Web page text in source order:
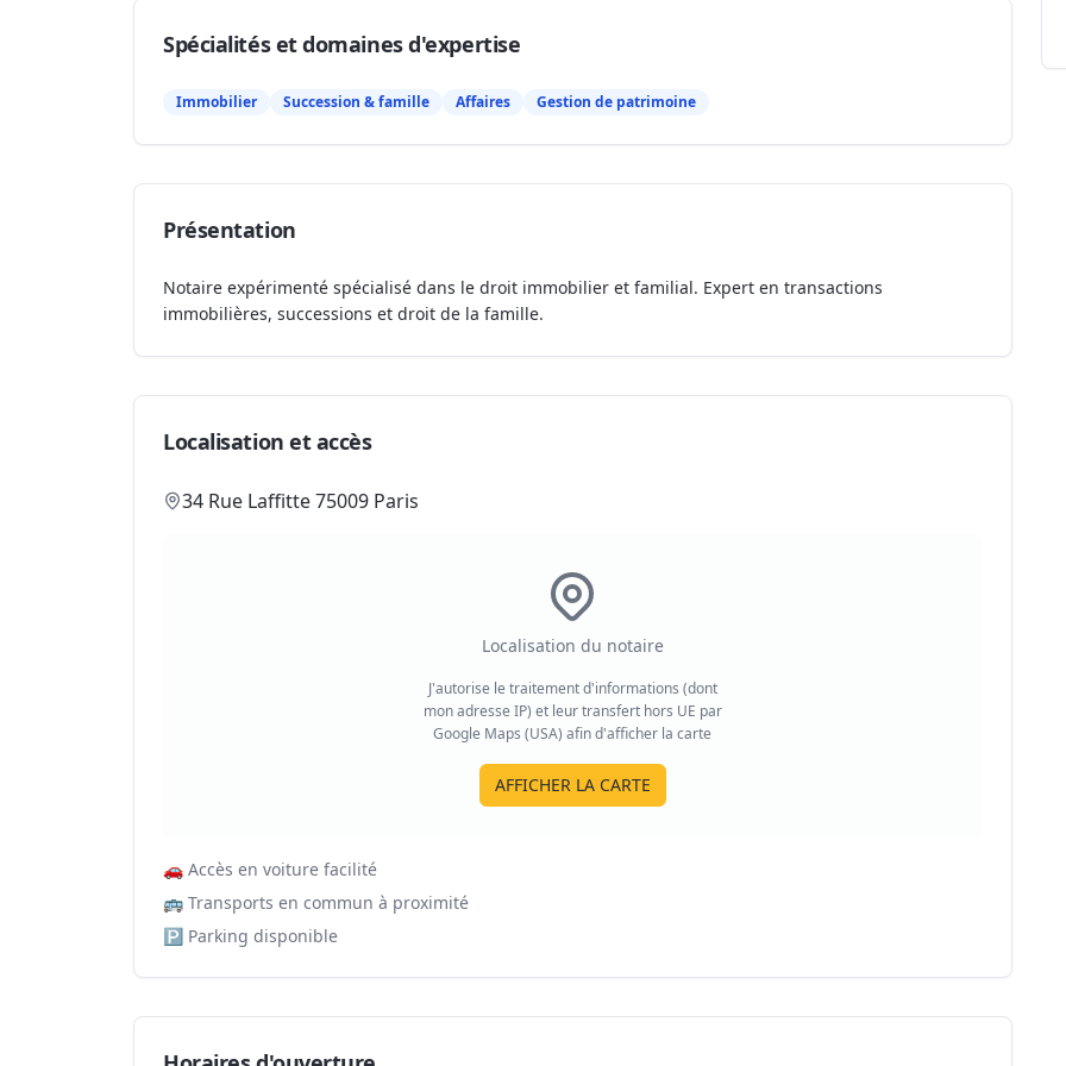
Spécialités et domaines d'expertise
Immobilier Succession & famille Affaires Gestion de patrimoine
Présentation
Notaire expérimenté spécialisé dans le droit immobilier et familial. Expert en transactions
immobilières, successions et droit de la famille.
Localisation et accès
34 Rue Laffitte 75009 Paris
Localisation du notaire
J'autorise le traitement d'informations (dont
mon adresse IP) et leur transfert hors UE par
Google Maps (USA) afin d'afficher la carte
AFFICHER LA CARTE
🚗 Accès en voiture facilité
🚌 Transports en commun à proximité
🅿️ Parking disponible